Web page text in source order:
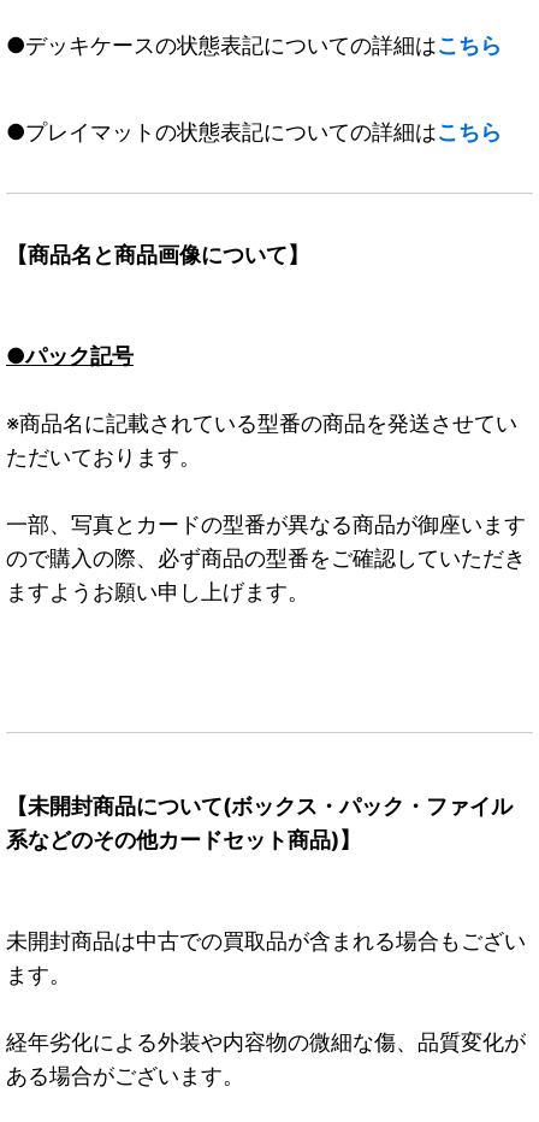
●デッキケースの状態表記についての詳細はこちら
●プレイマットの状態表記についての詳細はこちら
【商品名と商品画像について】
●パック記号
※商品名に記載されている型番の商品を発送させてい
ただいております。
一部、写真とカードの型番が異なる商品が御座います
ので購入の際、必ず商品の型番をご確認していただき
ますようお願い申し上げます。
【未開封商品について(ボックス・パック・ファイル
系などのその他カードセット商品)】
未開封商品は中古での買取品が含まれる場合もござい
ます。
経年劣化による外装や内容物の微細な傷、品質変化が
ある場合がございます。